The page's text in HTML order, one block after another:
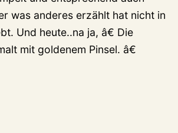
was anderes erzählt hat nicht in
Und heute..na ja, â€ Die
mit goldenem Pinsel. â€